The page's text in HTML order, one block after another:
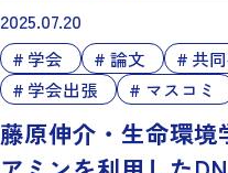
2025.07.20
学会 論文 共
学会出張
マスコミ
藤原伸介・生命環境